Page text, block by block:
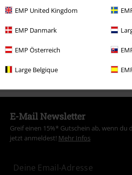
EMP United Kingdom
EMP Danmark
EMP Österreich
Large Belgique
Bekleidung & Accessoires Oberteile
Bekleidung Tank Tops
Große Größen Tank Tops
Neu Tank
E-Mail Newsletter
Greif einen 15%* Gutschein ab, wenn du
jetzt anmeldest! Mehr Infos